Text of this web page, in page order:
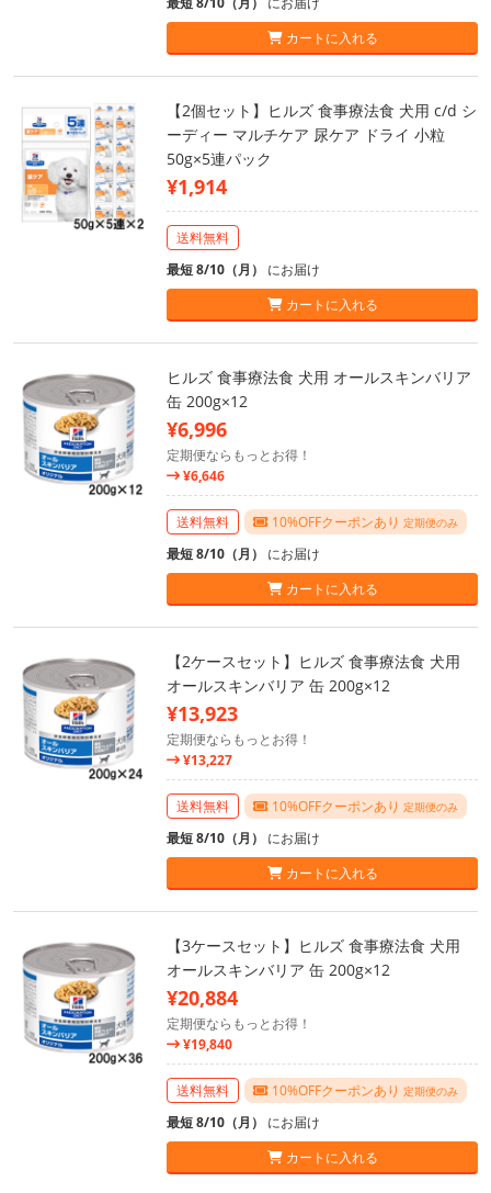
カートに入れる
【2個セット】ヒルズ 食事療法食 犬用 c/d シ
ーディー マルチケア 尿ケア ドライ 小粒
50g×5連パック
¥1,914
送料無料
最短 8/10（月） にお届け
カートに入れる
ヒルズ 食事療法食 犬用 オールスキンバリア
缶 200g×12
¥6,996
定期便ならもっとお得！
¥6,646
送料無料 10%OFFクーポンあり 定期便のみ
最短 8/10（月） にお届け
カートに入れる
【2ケースセット】ヒルズ 食事療法食 犬用
オールスキンバリア 缶 200g×12
¥13,923
定期便ならもっとお得！
¥13,227
送料無料 10%OFFクーポンあり 定期便のみ
最短 8/10（月） にお届け
カートに入れる
【3ケースセット】ヒルズ 食事療法食 犬用
オールスキンバリア 缶 200g×12
¥20,884
定期便ならもっとお得！
¥19,840
送料無料 10%OFFクーポンあり 定期便のみ
最短 8/10（月） にお届け
カートに入れる